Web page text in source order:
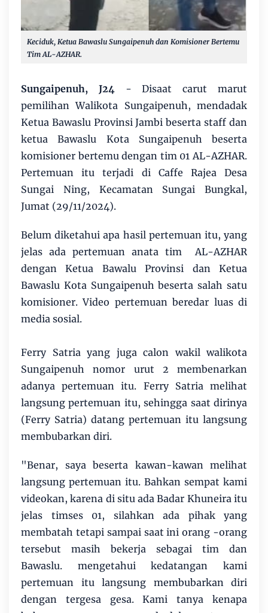
Keciduk, Ketua Bawaslu Sungaipenuh dan Komisioner Bertemu
Tim AL-AZHAR.
Sungaipenuh, J24 - Disaat carut marut
pemilihan Walikota Sungaipenuh, mendadak
Ketua Bawaslu Provinsi Jambi beserta staff dan
ketua Bawaslu Kota Sungaipenuh beserta
komisioner bertemu dengan tim 01 AL-AZHAR.
Pertemuan itu terjadi di Caffe Rajea Desa
Sungai Ning, Kecamatan Sungai Bungkal,
Jumat (29/11/2024).
Belum diketahui apa hasil pertemuan itu, yang
jelas ada pertemuan anata tim AL-AZHAR
dengan Ketua Bawalu Provinsi dan Ketua
Bawaslu Kota Sungaipenuh beserta salah satu
komisioner. Video pertemuan beredar luas di
media sosial.
Ferry Satria yang juga calon wakil walikota
Sungaipenuh nomor urut 2 membenarkan
adanya pertemuan itu. Ferry Satria melihat
langsung pertemuan itu, sehingga saat dirinya
(Ferry Satria) datang pertemuan itu langsung
membubarkan diri.
"Benar, saya beserta kawan-kawan melihat
langsung pertemuan itu. Bahkan sempat kami
videokan, karena di situ ada Badar Khuneira itu
jelas timses 01, silahkan ada pihak yang
membatah tetapi sampai saat ini orang -orang
tersebut masih bekerja sebagai tim dan
Bawaslu. mengetahui kedatangan kami
pertemuan itu langsung membubarkan diri
dengan tergesa gesa. Kami tanya kenapa